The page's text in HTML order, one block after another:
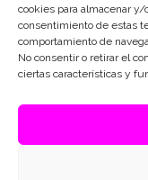
cookies para almacenar
consentimiento de estas
comportamiento de
No consentir o retirar el
ciertas características y
@yoe333
@conceptoyoe